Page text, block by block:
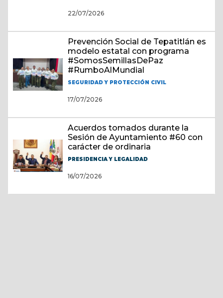
22/07/2026
Prevención Social de Tepatitlán es
modelo estatal con programa
#SomosSemillasDePaz
#RumboAlMundial
SEGURIDAD Y PROTECCIÓN CIVIL
17/07/2026
Acuerdos tomados durante la
Sesión de Ayuntamiento #60 con
carácter de ordinaria
PRESIDENCIA Y LEGALIDAD
16/07/2026